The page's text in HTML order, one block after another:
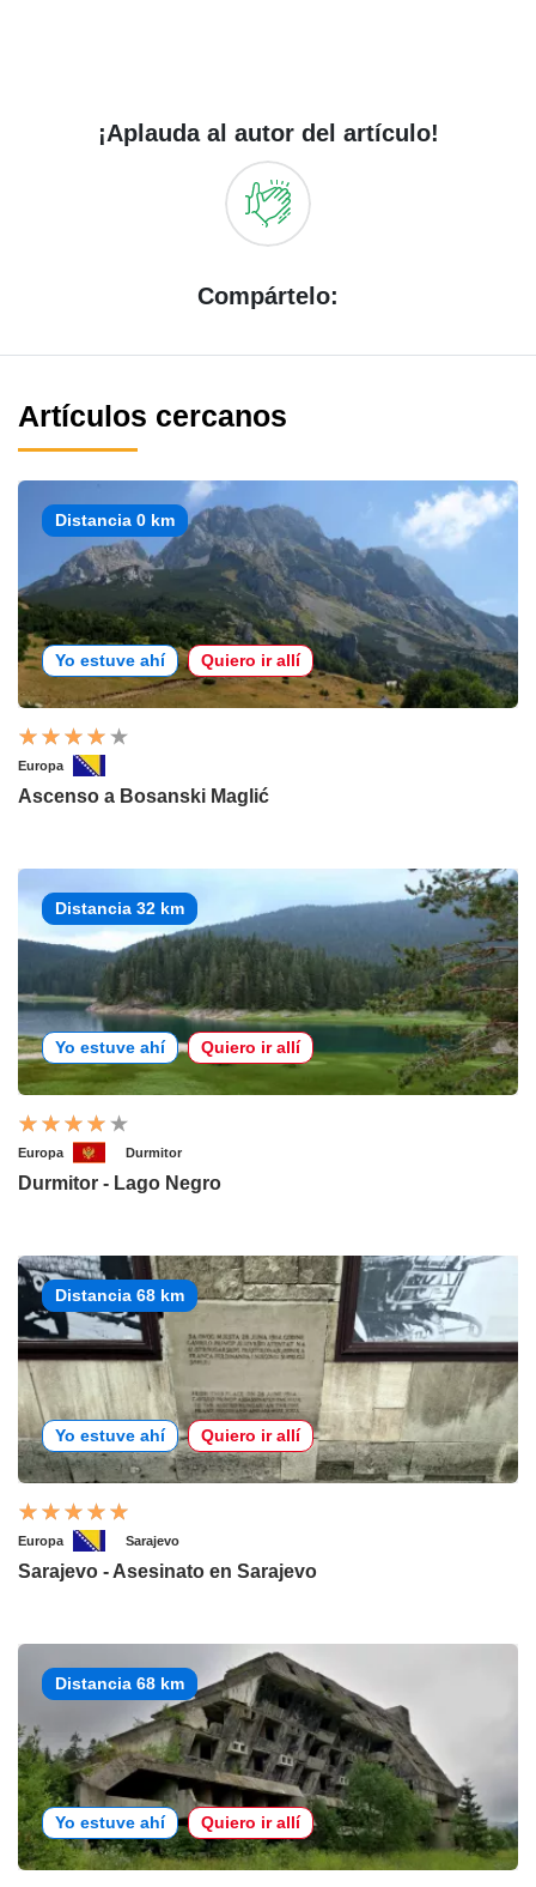
¡Aplauda al autor del artículo!
Compártelo:
Artículos cercanos
Distancia 0 km
Yo estuve ahí Quiero ir allí
Europa
Ascenso a Bosanski Maglić
Distancia 32 km
Yo estuve ahí Quiero ir allí
Europa Durmitor
Durmitor - Lago Negro
Distancia 68 km
Yo estuve ahí Quiero ir allí
Europa Sarajevo
Sarajevo - Asesinato en Sarajevo
Distancia 68 km
Yo estuve ahí Quiero ir allí